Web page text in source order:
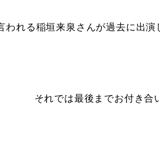
われる稲垣来泉さんが過去に出演
それでは最後までお付き合